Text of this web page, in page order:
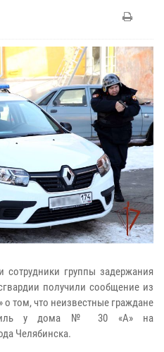
сотрудники группы задержания
получили сообщение из
о том, что неизвестные граждане
у дома № 30 «А» на
Челябинска.